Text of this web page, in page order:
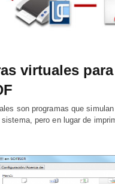
virtuales para
son programas que
pero en lugar de